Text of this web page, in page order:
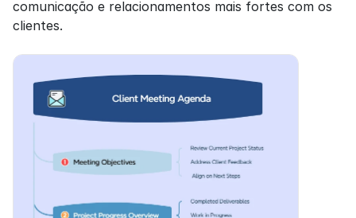
comunicação e relacionamentos mais fortes com os
clientes.